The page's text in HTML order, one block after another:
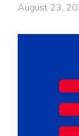
August 23,